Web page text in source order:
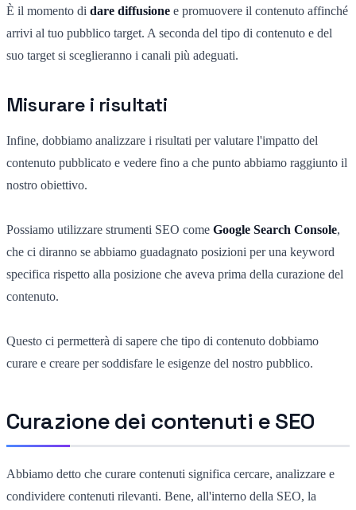
È il momento di dare diffusione e promuovere il contenuto affinché
arrivi al tuo pubblico target. A seconda del tipo di contenuto e del
suo target si sceglieranno i canali più adeguati.
Misurare i risultati
Infine, dobbiamo analizzare i risultati per valutare l'impatto del
contenuto pubblicato e vedere fino a che punto abbiamo raggiunto il
nostro obiettivo.
Possiamo utilizzare strumenti SEO come Google Search Console,
che ci diranno se abbiamo guadagnato posizioni per una keyword
specifica rispetto alla posizione che aveva prima della curazione del
contenuto.
Questo ci permetterà di sapere che tipo di contenuto dobbiamo
curare e creare per soddisfare le esigenze del nostro pubblico.
Curazione dei contenuti e SEO
Abbiamo detto che curare contenuti significa cercare, analizzare e
condividere contenuti rilevanti. Bene, all'interno della SEO, la